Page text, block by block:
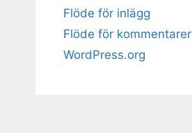
Flöde för inlägg
Flöde för kommentarer
WordPress.org